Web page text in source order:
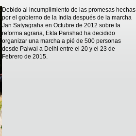
Debido al incumplimiento de las promesas hechas
por el gobierno de la India después de la marcha
Jan Satyagraha en Octubre de 2012 sobre la
reforma agraria, Ekta Parishad ha decidido
organizar una marcha a pié de 500 personas
desde Palwal a Delhi entre el 20 y el 23 de
Febrero de 2015.